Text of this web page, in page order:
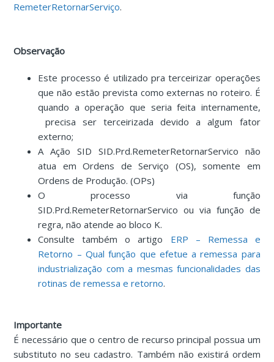
RemeterRetornarServiço.
Observação
Este processo é utilizado pra terceirizar operações
que não estão prevista como externas no roteiro. É
quando a operação que seria feita internamente,
precisa ser terceirizada devido a algum fator
externo;
A Ação SID SID.Prd.RemeterRetornarServico não
atua em Ordens de Serviço (OS), somente em
Ordens de Produção. (OPs)
O processo via função
SID.Prd.RemeterRetornarServico ou via função de
regra, não atende ao bloco K.
Consulte também o artigo ERP – Remessa e
Retorno – Qual função que efetue a remessa para
industrialização com a mesmas funcionalidades das
rotinas de remessa e retorno.
Importante
É necessário que o centro de recurso principal possua um
substituto no seu cadastro. Também não existirá ordem